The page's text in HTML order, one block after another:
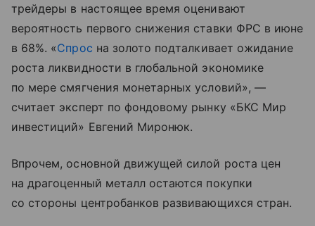
трейдеры в настоящее время оценивают
вероятность первого снижения ставки ФРС в июне
в 68%. «Спрос на золото подталкивает ожидание
роста ликвидности в глобальной экономике
по мере смягчения монетарных условий», —
считает эксперт по фондовому рынку «БКС Мир
инвестиций» Евгений Миронюк.
Впрочем, основной движущей силой роста цен
на драгоценный металл остаются покупки
со стороны центробанков развивающихся стран.